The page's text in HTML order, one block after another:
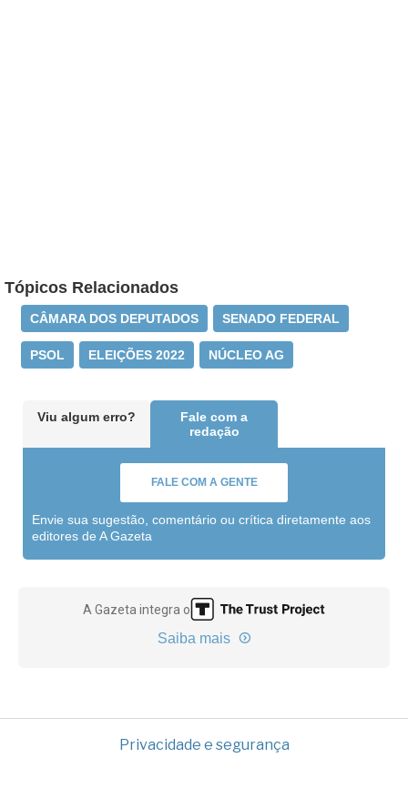
Tópicos Relacionados
CÂMARA DOS DEPUTADOS SENADO FEDERAL
PSOL ELEIÇÕES 2022 NÚCLEO AG
Viu algum erro?
Fale com a
redação
FALE COM A GENTE
Envie sua sugestão, comentário ou crítica diretamente aos
editores de A Gazeta
A Gazeta integra o
Saiba mais
Privacidade e segurança